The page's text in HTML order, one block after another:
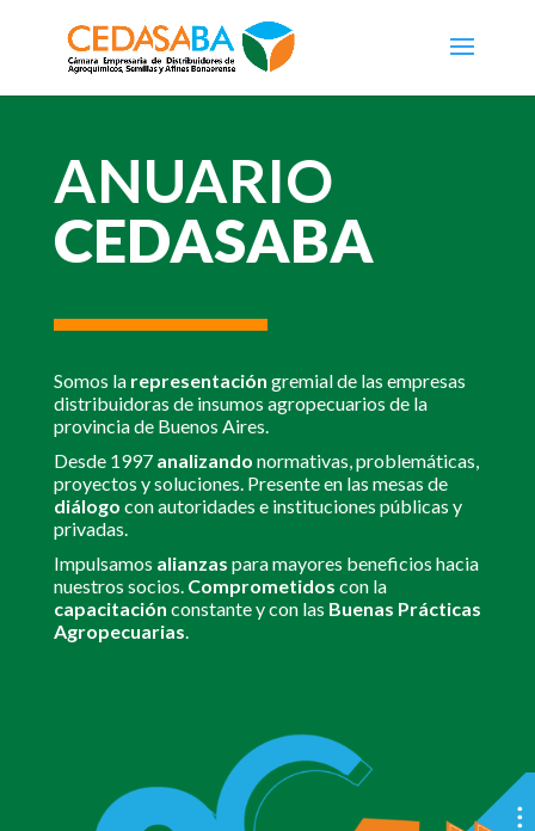
ANUARIO
CEDASABA
Somos la representación gremial de las empresas
distribuidoras de insumos agropecuarios de la
provincia de Buenos Aires.
Desde 1997 analizando normativas, problemáticas,
proyectos y soluciones. Presente en las mesas de
diálogo con autoridades e instituciones públicas y
privadas.
Impulsamos alianzas para mayores beneficios hacia
nuestros socios. Comprometidos con la
capacitación constante y con las Buenas Prácticas
Agropecuarias.